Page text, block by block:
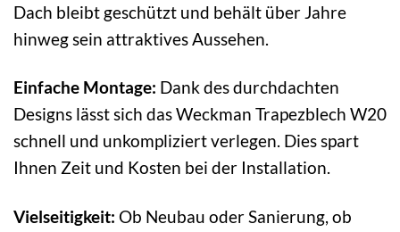
Dach bleibt geschützt und behält über Jahre
hinweg sein attraktives Aussehen.
Einfache Montage: Dank des durchdachten
Designs lässt sich das Weckman Trapezblech W20
schnell und unkompliziert verlegen. Dies spart
Ihnen Zeit und Kosten bei der Installation.
Vielseitigkeit: Ob Neubau oder Sanierung, ob